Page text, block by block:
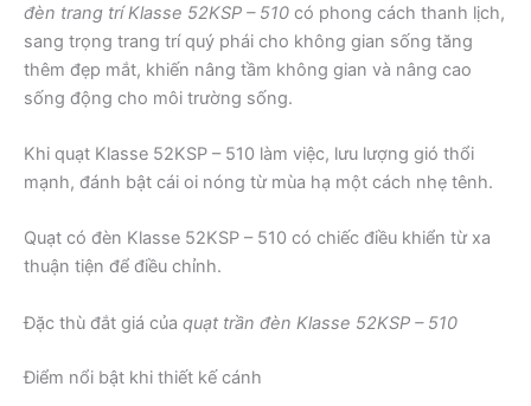
đèn trang trí Klasse 52KSP – 510 có phong cách thanh lịch,
sang trọng trang trí quý phái cho không gian sống tăng
thêm đẹp mắt, khiến nâng tầm không gian và nâng cao
sống động cho môi trường sống.
Khi quạt Klasse 52KSP – 510 làm việc, lưu lượng gió thổi
mạnh, đánh bật cái oi nóng từ mùa hạ một cách nhẹ tênh.
Quạt có đèn Klasse 52KSP – 510 có chiếc điều khiển từ xa
thuận tiện để điều chỉnh.
Đặc thù đắt giá của quạt trần đèn Klasse 52KSP – 510
Điểm nổi bật khi thiết kế cánh